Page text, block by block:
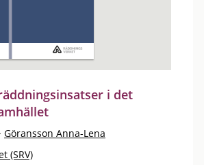
i det
· Göransson Anna-Lena
(SRV)